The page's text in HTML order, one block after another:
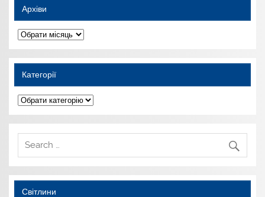
Архіви
Архіви
Категорії
Категорії
Світлини